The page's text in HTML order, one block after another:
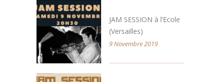
JAM SESSION à l’Ecole
(Versailles)
9 Novembre 2019